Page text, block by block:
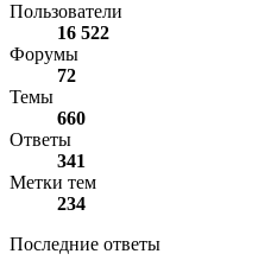
Пользователи
16 522
Форумы
72
Темы
660
Ответы
341
Метки тем
234
Последние ответы